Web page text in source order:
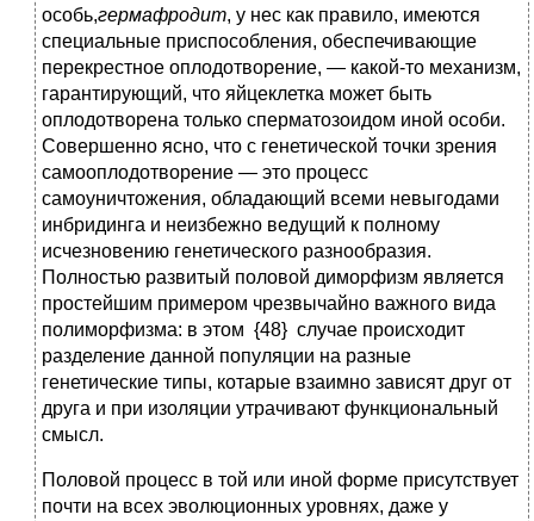
особь,гермафродит, у нес как правило, имеются
специальные приспособления, обеспечивающие
перекрестное оплодотворение, — какой-то механизм,
гарантирующий, что яйцеклетка может быть
оплодотворена только сперматозоидом иной особи.
Совершенно ясно, что с генетической точки зрения
самооплодотворение — это процесс
самоуничтожения, обладающий всеми невыгодами
инбридинга и неизбежно ведущий к полному
исчезновению генетического разнообразия.
Полностью развитый половой диморфизм является
простейшим примером чрезвычайно важного вида
полиморфизма: в этом {48} случае происходит
разделение данной популяции на разные
генетические типы, котарые взаимно зависят друг от
друга и при изоляции утрачивают функциональный
смысл.
Половой процесс в той или иной форме присутствует
почти на всех эволюционных уровнях, даже у